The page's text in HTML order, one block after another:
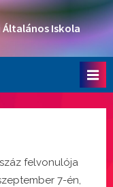
Általános Iskola
felvonulója
7-én,